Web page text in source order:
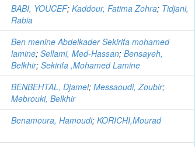
BABI, YOUCEF;Kaddour, Fatima Zohra; Tidjani,
Rabia
Ben menine Abdelkader Sekirifa mohamed
lamine;Sellami, Med-Hassan;Bensayeh,
Belkhir;Sekirifa ,Mohamed Lamine
BENBEHTAL, Djamel;Messaoudi, Zoubir;
Mebrouki, Belkhir
Benamoura, Hamoudi;KORICHI,Mourad